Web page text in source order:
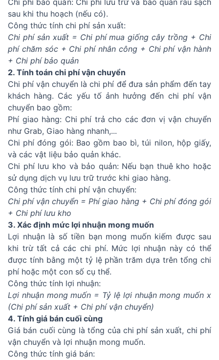
Chi phí bảo quản: Chi phí lưu trữ và bảo quản rau sạch
sau khi thu hoạch (nếu có).
Công thức tính chi phí sản xuất:
Chi phí sản xuất = Chi phí mua giống cây trồng + Chi
phí chăm sóc + Chi phí nhân công + Chi phí vận hành
+ Chi phí bảo quản
2. Tính toán chi phí vận chuyển
Chi phí vận chuyển là chi phí để đưa sản phẩm đến tay
khách hàng. Các yếu tố ảnh hưởng đến chi phí vận
chuyển bao gồm:
Phí giao hàng: Chi phí trả cho các đơn vị vận chuyển
như Grab, Giao hàng nhanh,...
Chi phí đóng gói: Bao gồm bao bì, túi nilon, hộp giấy,
và các vật liệu bảo quản khác.
Chi phí lưu kho và bảo quản: Nếu bạn thuê kho hoặc
sử dụng dịch vụ lưu trữ trước khi giao hàng.
Công thức tính chi phí vận chuyển:
Chi phí vận chuyển = Phí giao hàng + Chi phí đóng gói
+ Chi phí lưu kho
3. Xác định mức lợi nhuận mong muốn
Lợi nhuận là số tiền bạn mong muốn kiếm được sau
khi trừ tất cả các chi phí. Mức lợi nhuận này có thể
được tính bằng một tỷ lệ phần trăm dựa trên tổng chi
phí hoặc một con số cụ thể.
Công thức tính lợi nhuận:
Lợi nhuận mong muốn = Tỷ lệ lợi nhuận mong muốn x
(Chi phí sản xuất + Chi phí vận chuyển)
4. Tính giá bán cuối cùng
Giá bán cuối cùng là tổng của chi phí sản xuất, chi phí
vận chuyển và lợi nhuận mong muốn.
Công thức tính giá bán: